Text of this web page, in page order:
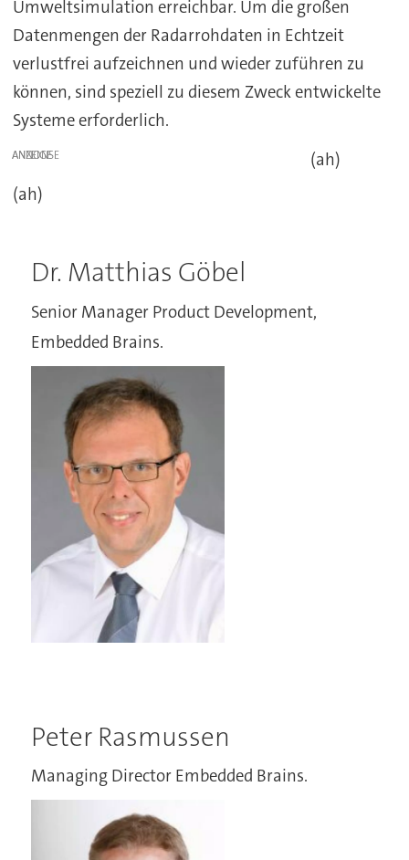
Umweltsimulation erreichbar. Um die großen
Datenmengen der Radarrohdaten in Echtzeit
verlustfrei aufzeichnen und wieder zuführen zu
können, sind speziell zu diesem Zweck entwickelte
Systeme erforderlich.
(ah)
ANZEIGE
(ah)
Dr. Matthias Göbel
Senior Manager Product Development,
Embedded Brains.
Peter Rasmussen
Managing Director Embedded Brains.